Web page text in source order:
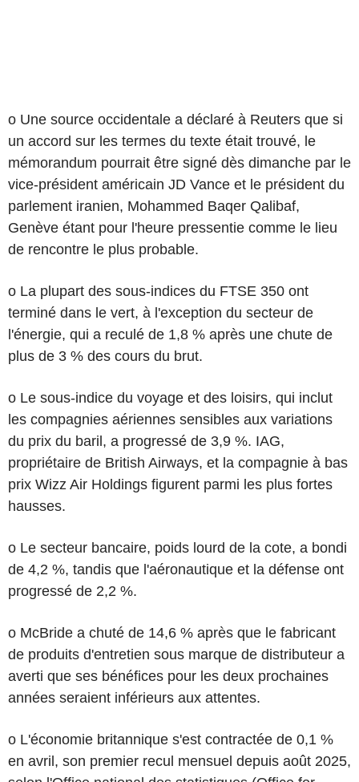
o Une source occidentale a déclaré à Reuters que si
un accord sur les termes du texte était trouvé, le
mémorandum pourrait être signé dès dimanche par le
vice-président américain JD Vance et le président du
parlement iranien, Mohammed Baqer Qalibaf,
Genève étant pour l'heure pressentie comme le lieu
de rencontre le plus probable.
o La plupart des sous-indices du FTSE 350 ont
terminé dans le vert, à l'exception du secteur de
l'énergie, qui a reculé de 1,8 % après une chute de
plus de 3 % des cours du brut.
o Le sous-indice du voyage et des loisirs, qui inclut
les compagnies aériennes sensibles aux variations
du prix du baril, a progressé de 3,9 %. IAG,
propriétaire de British Airways, et la compagnie à bas
prix Wizz Air Holdings figurent parmi les plus fortes
hausses.
o Le secteur bancaire, poids lourd de la cote, a bondi
de 4,2 %, tandis que l'aéronautique et la défense ont
progressé de 2,2 %.
o McBride a chuté de 14,6 % après que le fabricant
de produits d'entretien sous marque de distributeur a
averti que ses bénéfices pour les deux prochaines
années seraient inférieurs aux attentes.
o L'économie britannique s'est contractée de 0,1 %
en avril, son premier recul mensuel depuis août 2025,